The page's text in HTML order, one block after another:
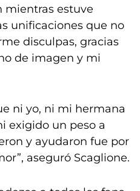
mientras estuve
unificaciones que no
disculpas, gracias
de imagen y mi
ni yo, ni mi hermana
exigido un peso a
y ayudaron fue por
aseguró Scaglione.